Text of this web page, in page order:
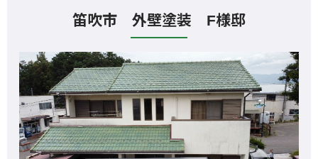
笛吹市 外壁塗装 F様邸